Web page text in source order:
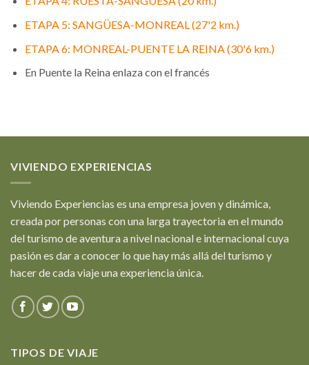
ETAPA 5: SANGÜESA-MONREAL (27'2 km.)
ETAPA 6: MONREAL-PUENTE LA REINA (30'6 km.)
En Puente la Reina enlaza con el francés
VIVIENDO EXPERIENCIAS
Viviendo Experiencias es una empresa joven y dinámica,
creada por personas con una larga trayectoria en el mundo
del turismo de aventura a nivel nacional e internacional cuya
pasión es dar a conocer lo que hay más allá del turismo y
hacer de cada viaje una experiencia única.
TIPOS DE VIAJE